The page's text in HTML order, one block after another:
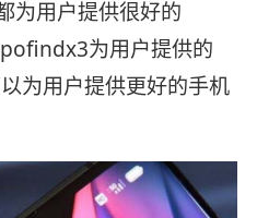
为用户提供很好的
为用户提供的
为用户提供更好的手机